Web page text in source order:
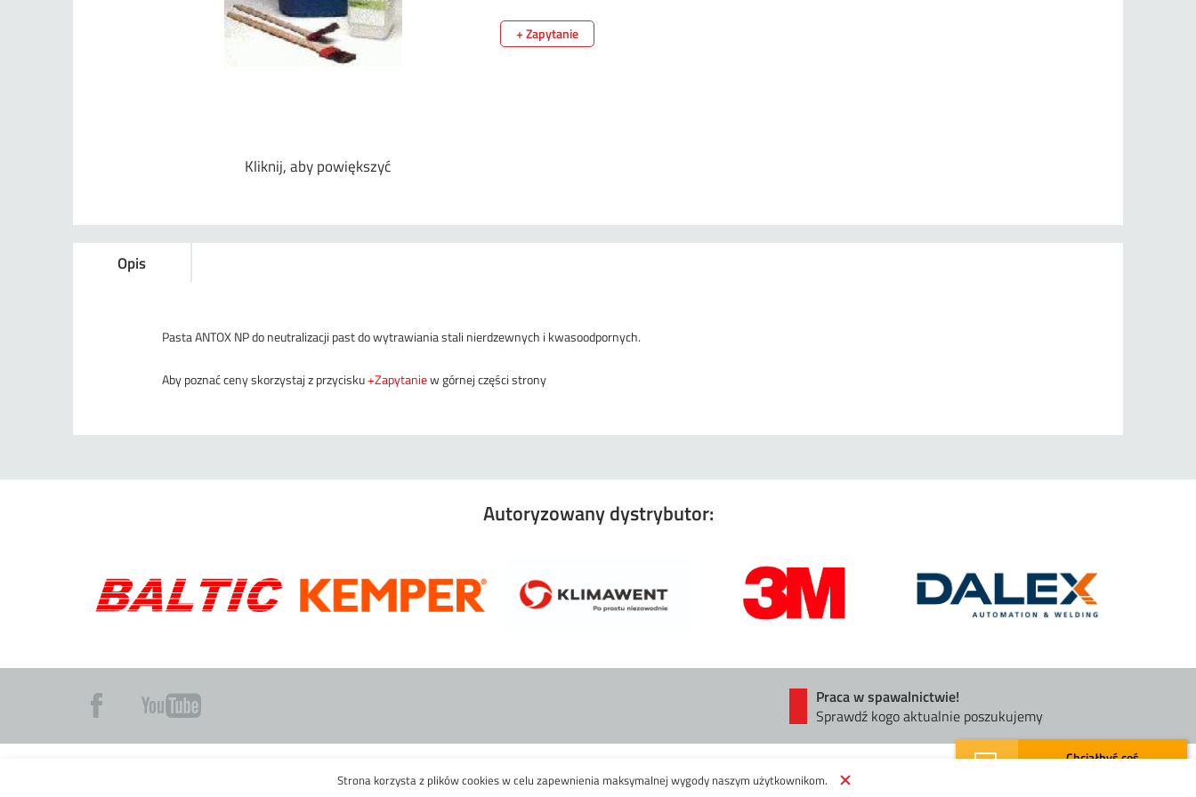
Strona korzysta z plików cookies w celu zapewnienia maksymalnej wygody naszym użytkownikom.
Chciałbyś coś
Kliknij, aby powiększyć
+ Zapytanie
Opis
Pasta ANTOX NP do neutralizacji past do wytrawiania stali nierdzewnych i kwasoodpornych.
Aby poznać ceny skorzystaj z przycisku+Zapytaniew górnej części strony
Autoryzowany dystrybutor:
Praca w spawalnictwie!
Sprawdź kogo aktualnie poszukujemy
Mapa strony Pliki cookies